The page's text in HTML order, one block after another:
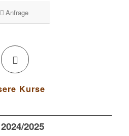
Anfrage
Kurse
2025